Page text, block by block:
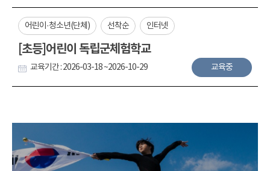
어린이·청소년(단체) 선착순 인터넷
[초등]어린이 독립군체험학교
교육기간 : 2026-03-18 ~2026-10-29 교육중